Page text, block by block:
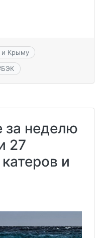
и Крыму
БЭК
за неделю
27
и